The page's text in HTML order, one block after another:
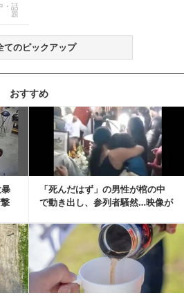
・話
題
てのピックアップ
おすすめ
「死んだはず」の男性が棺の中
で動き出し、参列者騒然…映像が
読む
読む